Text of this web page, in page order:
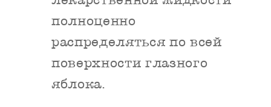
полноценно
распределяться по всей
поверхности глазного
яблока.